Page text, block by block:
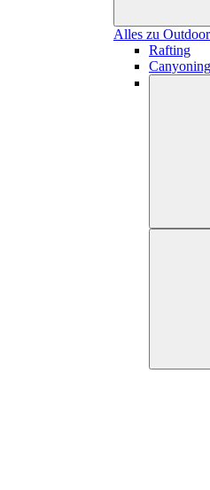
Alles zu
Rafting
Canyoning